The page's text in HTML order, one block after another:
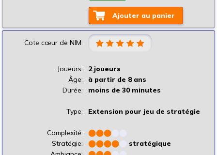
Ajouter au panier
Cote cœur de NIM:
Joueurs:
2 joueurs
Âge:
à partir de 8 ans
Durée:
moins de 30 minutes
Type: Extension pour jeu de stratégie
Complexité: ⬤⬤⬤
Stratégie:
⬤⬤⬤⬤
stratégique